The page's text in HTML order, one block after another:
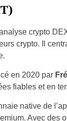
crypto
crypto. Il
en 2020 par
fiables et en
native de
Avec des